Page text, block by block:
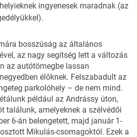
ingyenesek maradnak (az
bosszúság az általános
az nagy segítség lett a változás
az autótömegbe lassan
élőknek. Felszabadult az
parkolóhely – de nem mind.
például az Andrássy úton,
találunk, amelyeknek a szélvédői
6-án belengetett, majd január 1-
Mikulás-csomagoktól. Ezek a